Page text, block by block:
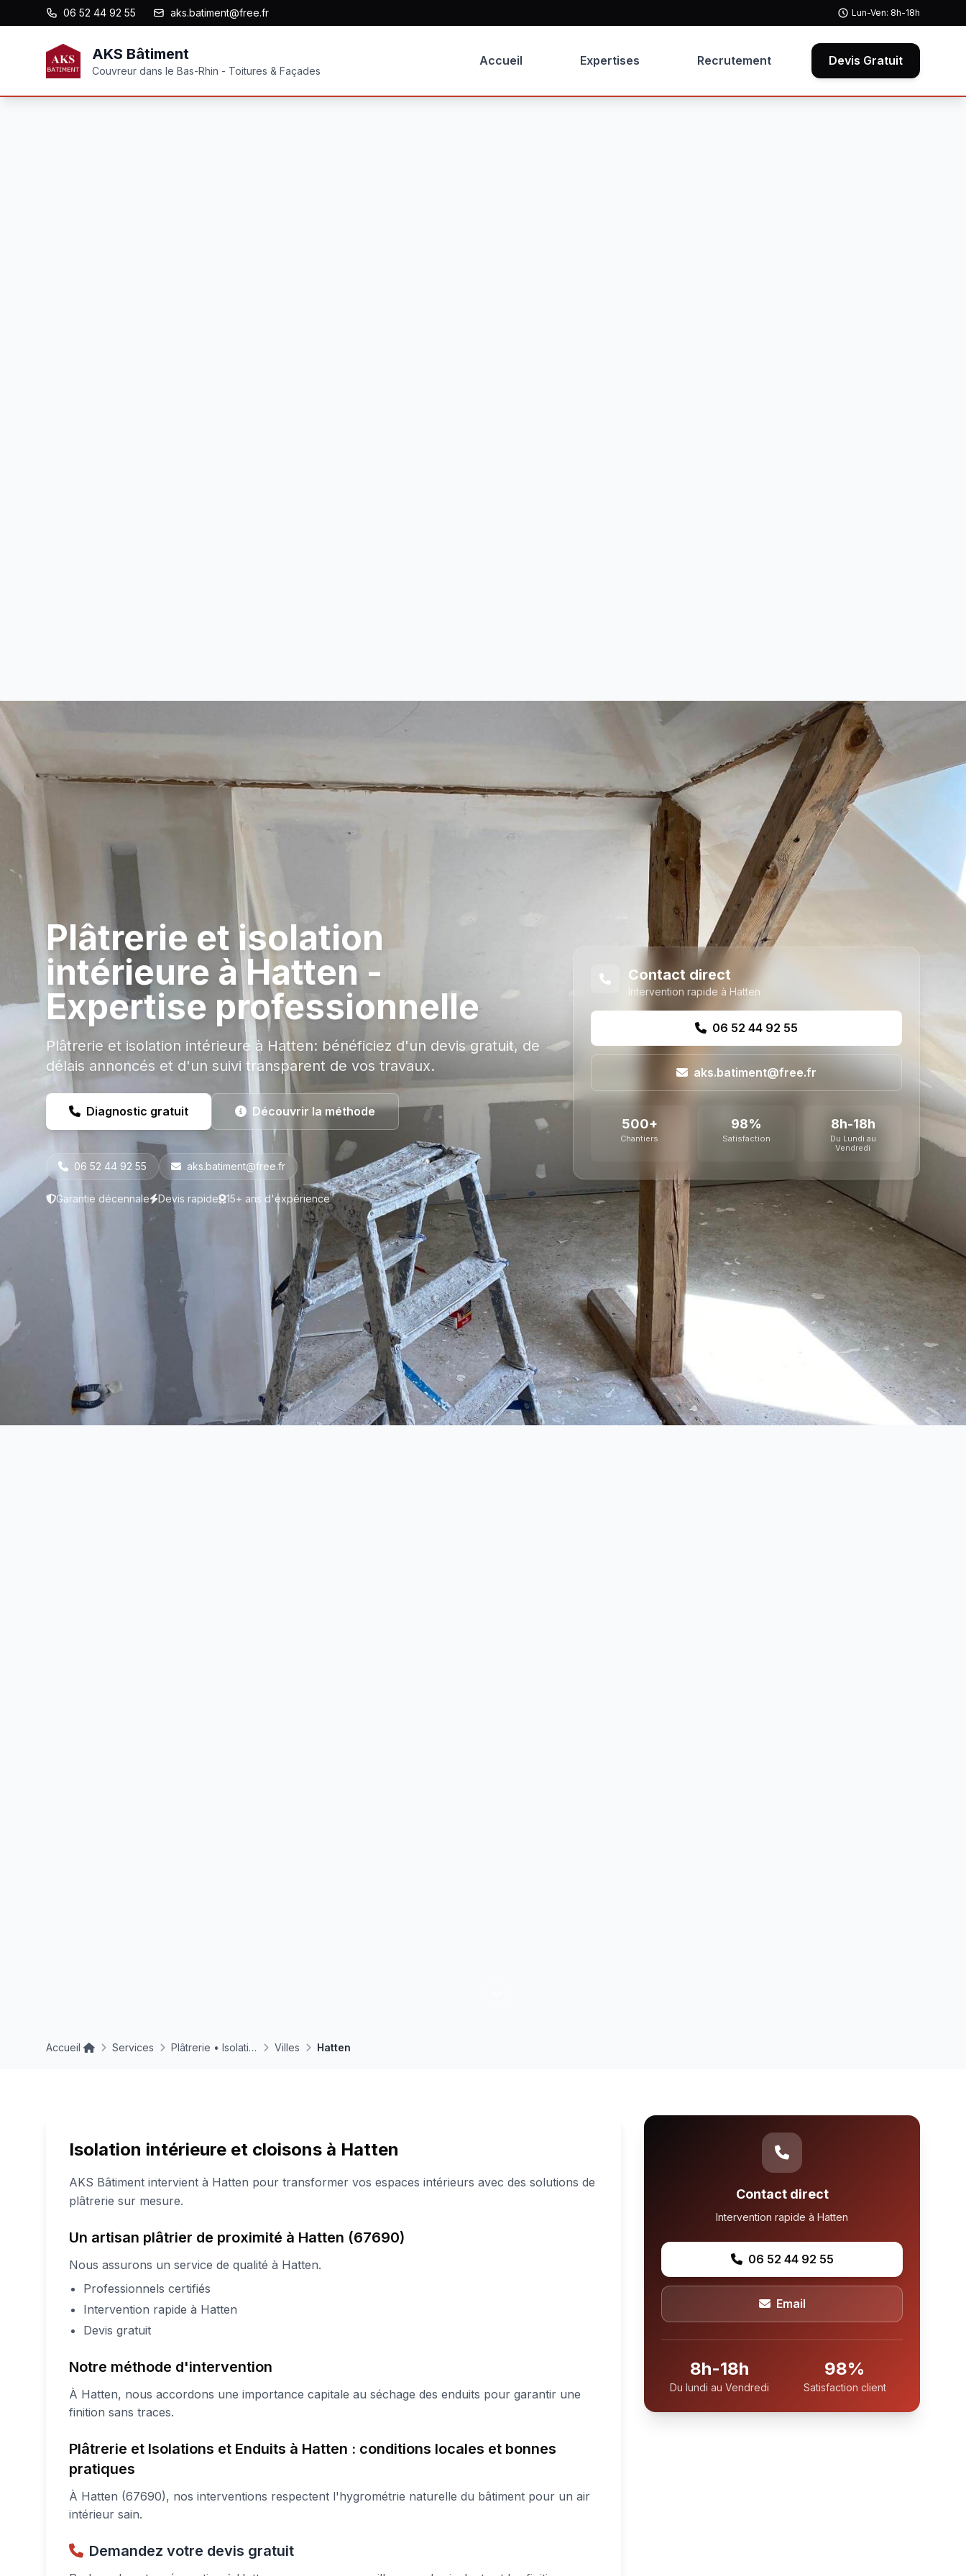
06 52 44 92 55 aks.batiment@free.fr Lun-Ven: 8h-18h
AKS Bâtiment
Couvreur dans le Bas-Rhin - Toitures & Façades
Accueil Expertises Recrutement Devis Gratuit
Plâtrerie et isolation
intérieure à Hatten -
Expertise professionnelle
Plâtrerie et isolation intérieure à Hatten: bénéficiez d'un devis gratuit, de
délais annoncés et d'un suivi transparent de vos travaux.
Diagnostic gratuit Découvrir la méthode
06 52 44 92 55 aks.batiment@free.fr
Garantie décennale Devis rapide 15+ ans d'expérience
Contact direct
Intervention rapide à Hatten
06 52 44 92 55
aks.batiment@free.fr
500+
Chantiers
98%
Satisfaction
8h-18h
Du Lundi au
Vendredi
Accueil Services Plâtrerie • Isolations • Enduits Villes Hatten
Isolation intérieure et cloisons à Hatten
AKS Bâtiment intervient à Hatten pour transformer vos espaces intérieurs avec des solutions de
plâtrerie sur mesure.
Un artisan plâtrier de proximité à Hatten (67690)
Nous assurons un service de qualité à Hatten.
Professionnels certifiés
Intervention rapide à Hatten
Devis gratuit
Notre méthode d'intervention
À Hatten, nous accordons une importance capitale au séchage des enduits pour garantir une
finition sans traces.
Plâtrerie et Isolations et Enduits à Hatten : conditions locales et bonnes
pratiques
À Hatten (67690), nos interventions respectent l'hygrométrie naturelle du bâtiment pour un air
intérieur sain.
Demandez votre devis gratuit
Contact direct
Intervention rapide à Hatten
06 52 44 92 55
Email
8h-18h
Du lundi au Vendredi
98%
Satisfaction client